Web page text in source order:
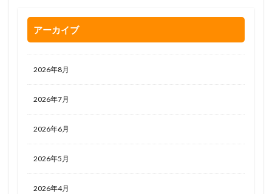
アーカイブ
2026年8月
2026年7月
2026年6月
2026年5月
2026年4月